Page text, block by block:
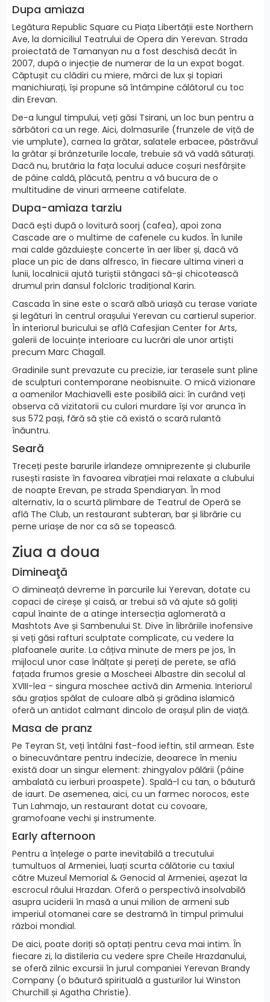
Dupa amiaza
Legătura Republic Square cu Piața Libertății este Northern
Ave, la domiciliul Teatrului de Opera din Yerevan. Strada
proiectată de Tamanyan nu a fost deschisă decât în
2007, după o injecție de numerar de la un expat bogat.
Căptușit cu clădiri cu miere, mărci de lux și topiari
manichiurați, își propune să întâmpine călătorul cu toc
din Erevan.
De-a lungul timpului, veți găsi Tsirani, un loc bun pentru a
sărbători ca un rege. Aici, dolmasurile (frunzele de viță de
vie umplute), carnea la grătar, salatele erbacee, păstrăvul
la grătar și brânzeturile locale, trebuie să vă vadă săturați.
Dacă nu, brutăria la fața locului aduce coșuri nesfârșite
de pâine caldă, plăcută, pentru a vă bucura de o
multitudine de vinuri armeene catifelate.
Dupa-amiaza tarziu
Dacă ești după o lovitură soorj (cafea), apoi zona
Cascade are o multime de cafenele cu kudos. În lunile
mai calde găzduiește concerte în aer liber și, dacă vă
place un pic de dans alfresco, în fiecare ultima vineri a
lunii, localnicii ajută turiștii stângaci să-și chicotească
drumul prin dansul folcloric tradițional Karin.
Cascada în sine este o scară albă uriașă cu terase variate
și legături în centrul orașului Yerevan cu cartierul superior.
În interiorul buricului se află Cafesjian Center for Arts,
galerii de locuințe interioare cu lucrări ale unor artiști
precum Marc Chagall.
Gradinile sunt prevazute cu precizie, iar terasele sunt pline
de sculpturi contemporane neobisnuite. O mică vizionare
a oamenilor Machiavelli este posibilă aici: în curând veți
observa că vizitatorii cu culori murdare își vor arunca în
sus 572 pași, fără să știe că există o scară rulantă
înăuntru.
Seară
Treceți peste barurile irlandeze omniprezente și cluburile
rusești rasiste în favoarea vibrației mai relaxate a clubului
de noapte Erevan, pe strada Spendiaryan. În mod
alternativ, la o scurtă plimbare de Teatrul de Operă se
află The Club, un restaurant subteran, bar și librărie cu
perne uriașe de nor ca să se topească.
Ziua a doua
Dimineaţă
O dimineață devreme în parcurile lui Yerevan, dotate cu
copaci de cireșe și caisă, ar trebui să vă ajute să goliți
capul înainte de a atinge intersecția aglomerată a
Mashtots Ave și Sambenului St. Dive în librăriile inofensive
și veți găsi rafturi sculptate complicate, cu vedere la
plafoanele aurite. La câțiva minute de mers pe jos, în
mijlocul unor case înălțate și pereți de perete, se află
fațada frumos gresie a Moscheei Albastre din secolul al
XVIII-lea - singura moschee activă din Armenia. Interiorul
său grațios spălat de culoare albă și grădina islamică
oferă un antidot calmant dincolo de orașul plin de viață.
Masa de pranz
Pe Teyran St, veți întâlni fast-food ieftin, stil armean. Este
o binecuvântare pentru indecizie, deoarece în meniu
există doar un singur element: zhingyalov pălării (pâine
ambalată cu ierburi proaspete). Spală-l cu tan, o băutură
de iaurt. De asemenea, aici, cu un farmec norocos, este
Tun Lahmajo, un restaurant dotat cu covoare,
gramofoane vechi și instrumente.
Early afternoon
Pentru a înțelege o parte inevitabilă a trecutului
tumultuos al Armeniei, luați scurta călătorie cu taxiul
către Muzeul Memorial & Genocid al Armeniei, așezat la
escrocul râului Hrazdan. Oferă o perspectivă insolvabilă
asupra uciderii în masă a unui milion de armeni sub
imperiul otomanei care se destramă în timpul primului
război mondial.
De aici, poate doriți să optați pentru ceva mai intim. În
fiecare zi, la distileria cu vedere spre Cheile Hrazdanului,
se oferă zilnic excursii în jurul companiei Yerevan Brandy
Company (o băutură spirituală a gusturilor lui Winston
Churchill și Agatha Christie).